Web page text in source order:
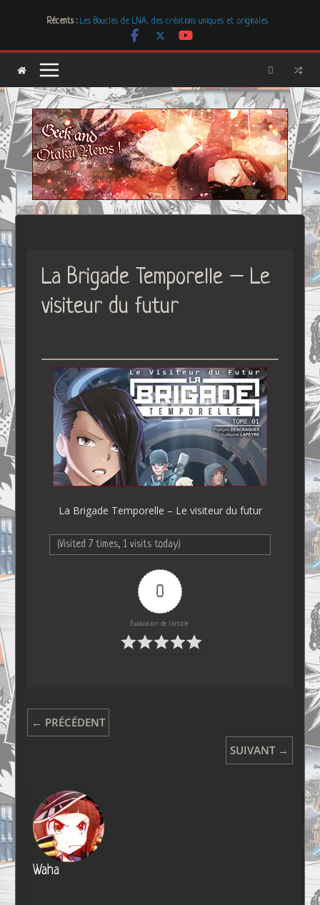
Récents : Les Boucles de LNA, des créations uniques et originales
# Cher GON #01 – juillet 2026
[Dossier] Les dystopies dans la littérature mais pas que …
La Brigade Temporelle – Le
visiteur du futur
La Brigade Temporelle – Le visiteur du futur
(Visited 7 times, 1 visits today)
0
Évaluation de l'article
← PRÉCÉDENT
SUIVANT →
Waha